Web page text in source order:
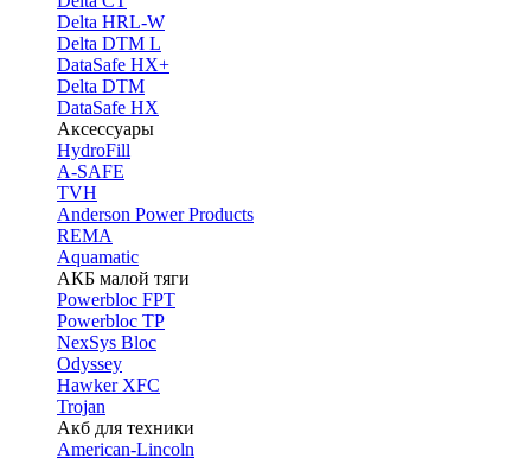
Delta HRL-W
Delta DTM L
DataSafe HX+
Delta DTM
DataSafe HX
Аксессуары
HydroFill
A-SAFE
TVH
Anderson Power Products
REMA
Aquamatic
АКБ малой тяги
Powerbloc FPT
Powerbloc TP
NexSys Bloc
Odyssey
Hawker XFC
Trojan
Акб для техники
American-Lincoln